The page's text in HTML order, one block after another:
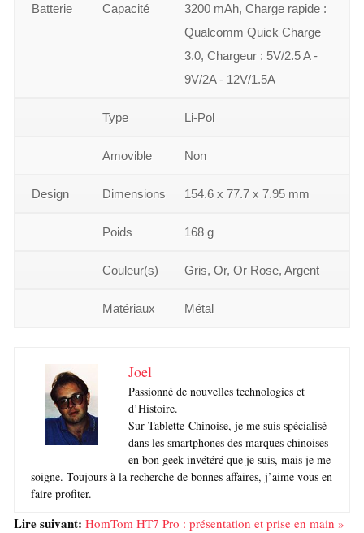
Batterie Capacité
3200 mAh, Charge rapide :
Qualcomm Quick Charge
3.0, Chargeur : 5V/2.5 A -
9V/2A - 12V/1.5A
Type Li-Pol
Amovible Non
Design Dimensions 154.6 x 77.7 x 7.95 mm
Poids 168 g
Couleur(s) Gris, Or, Or Rose, Argent
Matériaux Métal
Joel
Passionné de nouvelles technologies et
d’Histoire.
Sur Tablette-Chinoise, je me suis spécialisé
dans les smartphones des marques chinoises
en bon geek invétéré que je suis, mais je me
soigne. Toujours à la recherche de bonnes affaires, j’aime vous en
faire profiter.
Lire suivant: HomTom HT7 Pro : présentation et prise en main »